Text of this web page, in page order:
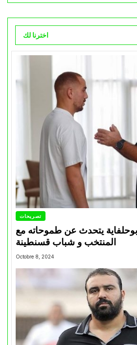
اخترنا لك
تصريحات
يتحدث عن طموحاته مع
المنتخب و شباب قسنطينة
Octobre 8, 2024